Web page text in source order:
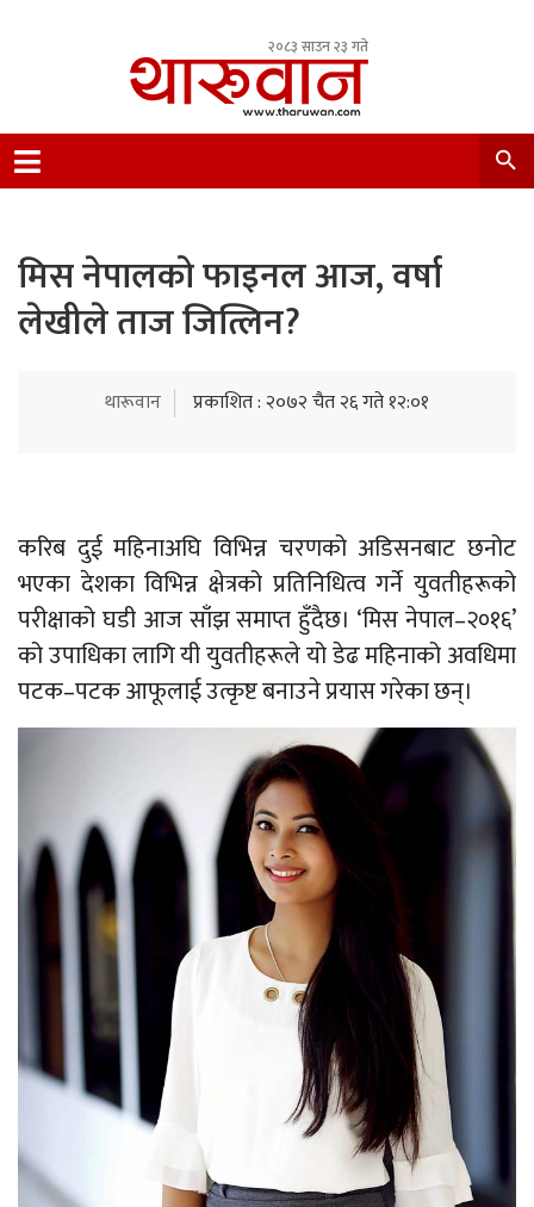
२०८३ साउन २३ गते
Nepal.
मिस नेपालको फाइनल आज, वर्षा
लेखीले ताज जित्लिन?
थारूवान प्रकाशित : २०७२ चैत २६ गते १२:०१
करिब दुई महिनाअघि विभिन्न चरणको अडिसनबाट छनोट
भएका देशका विभिन्न क्षेत्रको प्रतिनिधित्व गर्ने युवतीहरूको
परीक्षाको घडी आज साँझ समाप्त हुँदैछ। ‘मिस नेपाल–२०१६’
को उपाधिका लागि यी युवतीहरूले यो डेढ महिनाको अवधिमा
पटक–पटक आफूलाई उत्कृष्ट बनाउने प्रयास गरेका छन्।